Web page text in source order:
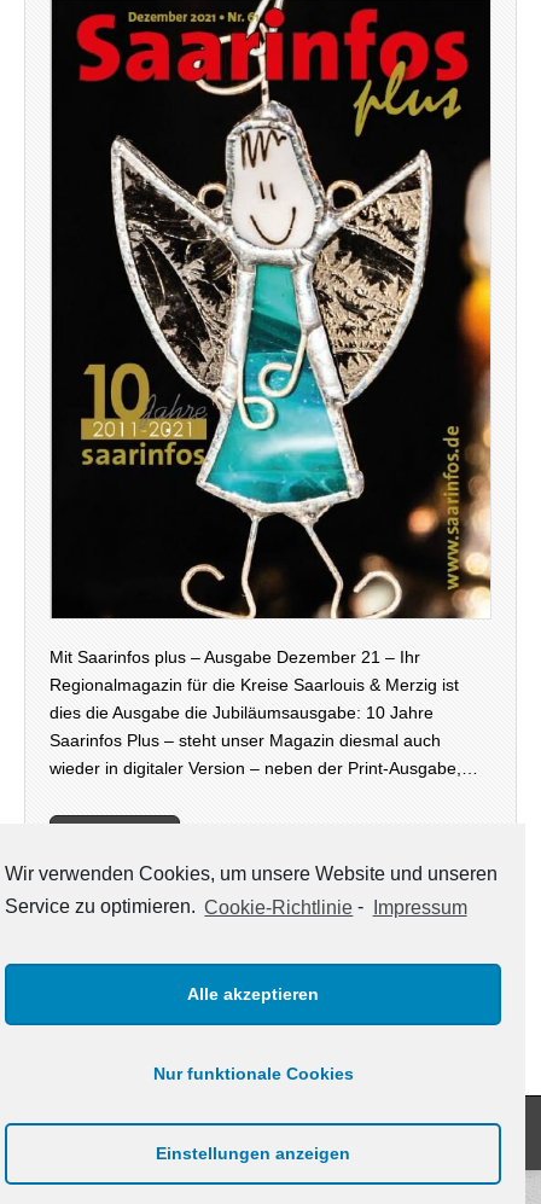
Mit Saarinfos plus – Ausgabe Dezember 21 – Ihr
Regionalmagazin für die Kreise Saarlouis & Merzig ist
dies die Ausgabe die Jubiläumsausgabe: 10 Jahre
Saarinfos Plus – steht unser Magazin diesmal auch
wieder in digitaler Version – neben der Print-Ausgabe,…
Copyright © 2021www.saarinfos.de. All Rights Reserved.
The Magazine Basic Theme bybavotasan.com
Wir verwenden Cookies, um unsere Website und unseren
Service zu optimieren. Cookie-Richtlinie - Impressum
Alle akzeptieren
Nur funktionale Cookies
Einstellungen anzeigen